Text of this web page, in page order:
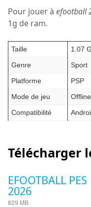
Pour jouer à efootball
1g de ram.
Taille
1.07
Genre
Sport
Platforme
PSP
Mode de jeu
Offline
Compatibilité
Télécharger
EFOOTBALL PES
2026
829 MB